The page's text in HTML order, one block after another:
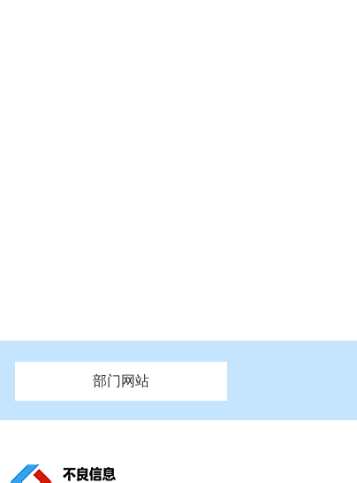
福建 江西 河南 湖北
泰州市政府 盐城市政府
市人社局 市自然资源和规划局
部门网站